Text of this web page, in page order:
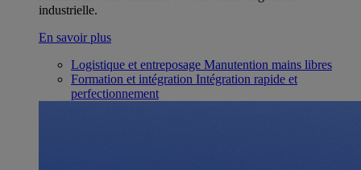
industrielle.
En savoir plus
Logistique et entreposage Manutention mains libres
Formation et intégration Intégration rapide et
perfectionnement